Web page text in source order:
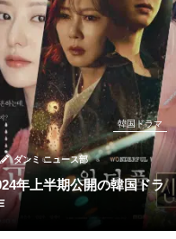
ダンミ ニュース部
韓国ドラマ